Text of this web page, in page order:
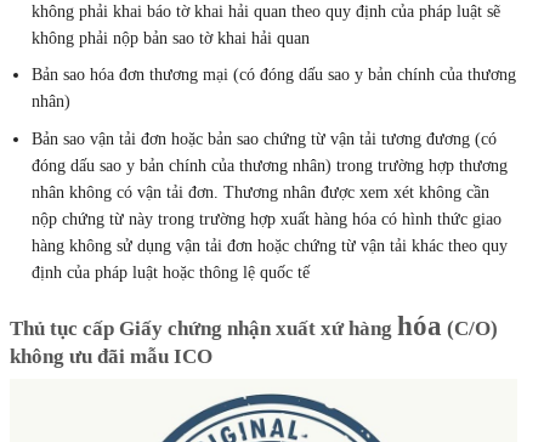
không phải khai báo tờ khai hải quan theo quy định của pháp luật sẽ
không phải nộp bản sao tờ khai hải quan
Bản sao hóa đơn thương mại (có đóng dấu sao y bản chính của thương
nhân)
Bản sao vận tải đơn hoặc bản sao chứng từ vận tải tương đương (có
đóng dấu sao y bản chính của thương nhân) trong trường hợp thương
nhân không có vận tải đơn. Thương nhân được xem xét không cần
nộp chứng từ này trong trường hợp xuất hàng hóa có hình thức giao
hàng không sử dụng vận tải đơn hoặc chứng từ vận tải khác theo quy
định của pháp luật hoặc thông lệ quốc tế
Thủ tục cấp Giấy chứng nhận xuất xứ hàng hóa (C/O)
không ưu đãi mẫu ICO